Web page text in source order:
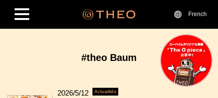
French
#theo Baum
2026/5/12 Actualités